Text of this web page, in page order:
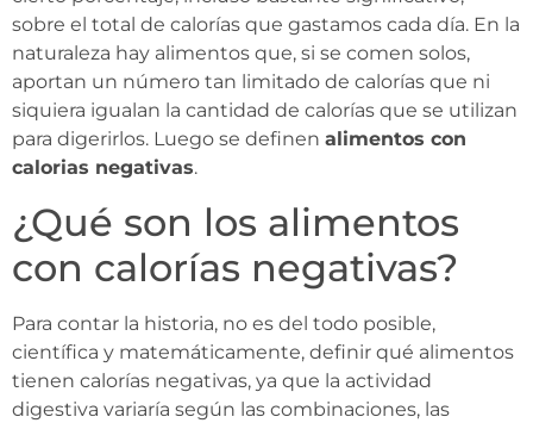
sobre el total de calorías que gastamos cada día. En la
naturaleza hay alimentos que, si se comen solos,
aportan un número tan limitado de calorías que ni
siquiera igualan la cantidad de calorías que se utilizan
para digerirlos. Luego se definen alimentos con
calorias negativas.
¿Qué son los alimentos
con calorías negativas?
Para contar la historia, no es del todo posible,
científica y matemáticamente, definir qué alimentos
tienen calorías negativas, ya que la actividad
digestiva variaría según las combinaciones, las